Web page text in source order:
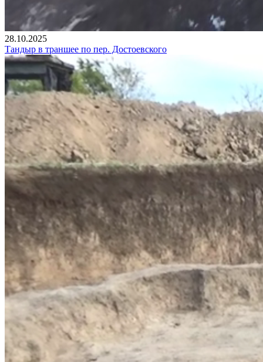
28.10.2025
Тандыр в траншее по пер. Достоевского